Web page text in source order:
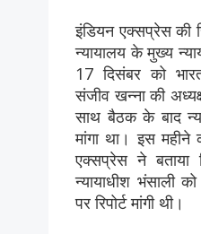
इंडियन एक्सप्रेस की
न्यायालय के मुख्य
17 दिसंबर को
संजीव खन्ना की
साथ बैठक के बाद
मांगा था। इस
एक्सप्रेस ने
न्यायाधीश भंसाली
पर रिपोर्ट मांगी थी।